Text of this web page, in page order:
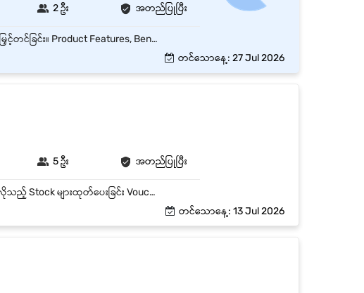
2 ဦး အတည်ပြုပြီး
Company ၏ Product များကို Customer များအား အသေးစိတ်မိတ်ဆက်၍ အရောင်းမြှင့်တင်ခြင်း။ Product Features, Benefits နှင့် Promotion အစီအစဉ်များကို ရှင်းလင်းပြောကြားခြင်း။ Customer များ၏ လိုအပ်ချက်ကို နားလည်ပြီး သင့်လျော်သော Product များကို အကြံပြုရောင်းချခြင်း။ Daily / Monthly Sales Target များကို ပြည့်မီအောင် ဆောင်ရွက်ခြင်း။ Product Display ကို သန့်ရှင်းသပ်ရပ်စွာ ထိန်းသိမ်းပြီး Stock အခြေအနေကို စစ်ဆေးခြင်း။ Customer Feedback များကို စုဆောင်း၍ သက်ဆိုင်ရာ Supervisor ထံ တင်ပြခြင်း။ Promotion Event, Roadshow နှင့် Marketing Campaign များတွင် ပါဝင်ဆောင်ရွက်ခြင်း။ Sales Report များကို နေ့စဉ်/အပတ်စဉ် ပြင်ဆင်တင်ပြခြင်း။ Company Policy နှင့် SOP များကို လိုက်နာဆောင်ရွက်ခြင်း။ Supervisor မှ ပေးအပ်သော အခြားတာဝန်များကို ဆောင်ရွက်ခြင်း။
တင်သောနေ့: 27 Jul 2026
5 ဦး အတည်ပြုပြီး
Customer Service အထူးကောင်းမွန်ရမည်။ Retail Sale Counter တွင် Customer လိုသည့် Stock များထုတ်ပေးခြင်း Voucher ဖြတ်ခြင်း၊ ငွေလက်ခံခြင်း များလုပ်ကိုင်ရမည်။ Stock ကောက်ခြင်းနှင့် Stock များ ပြန်ဖြည့်ခြင်းများလည်း လုပ်ဆောင်ရမည်။
တင်သောနေ့: 13 Jul 2026